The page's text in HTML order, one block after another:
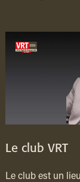
Le club VRT
Le club est un